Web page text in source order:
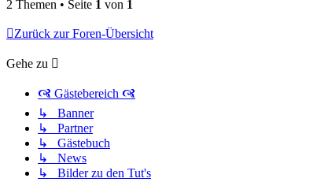
2 Themen • Seite 1 von 1
Zurück zur Foren-Übersicht
Gehe zu
🙧 Gästebereich 🙧
↳ Banner
↳ Partner
↳ Gästebuch
↳ News
↳ Bilder zu den Tut's